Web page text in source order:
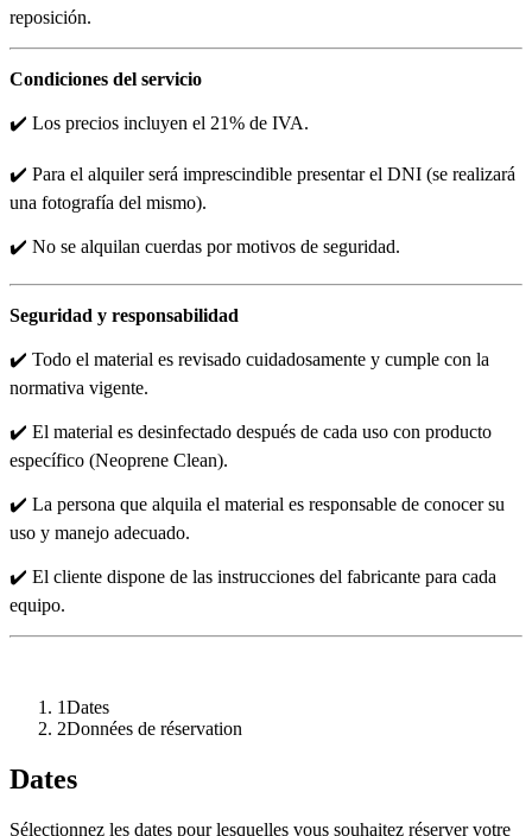
reposición.
Condiciones del servicio
✔️ Los precios incluyen el 21% de IVA.
✔️ Para el alquiler será imprescindible presentar el DNI (se realizará
una fotografía del mismo).
✔️ No se alquilan cuerdas por motivos de seguridad.
Seguridad y responsabilidad
✔️ Todo el material es revisado cuidadosamente y cumple con la
normativa vigente.
✔️ El material es desinfectado después de cada uso con producto
específico (Neoprene Clean).
✔️ La persona que alquila el material es responsable de conocer su
uso y manejo adecuado.
✔️ El cliente dispone de las instrucciones del fabricante para cada
equipo.
1Dates
2Données de réservation
Dates
Sélectionnez les dates pour lesquelles vous souhaitez réserver votre